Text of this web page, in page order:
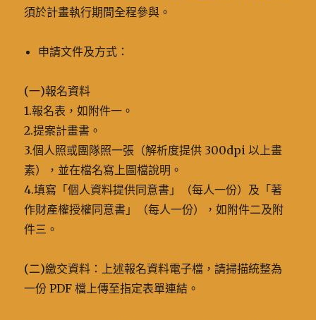
須於計畫執行期間全程參與。
申請文件及方式：
(一)報名資料
1.報名表，如附件一。
2.提案計畫書。
3.個人照或團隊照一張（解析度提供 300dpi 以上畫
素），並在檔名寫上圖檔說明。
4.填寫「個人資料提供同意書」（每人一份）及「著
作財產權授權同意書」（每人一份），如附件二及附
件三。
(二)繳交資料：上述報名資料電子檔，請掃描統整為
一份 PDF 檔上傳至指定表單連結。